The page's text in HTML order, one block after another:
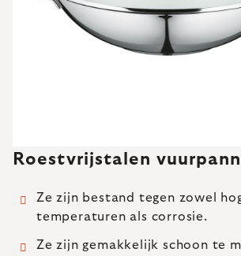
Roestvrijstalen
Ze zijn bestand tegen zowel
temperaturen als corrosie.
Ze zijn gemakkelijk schoon te